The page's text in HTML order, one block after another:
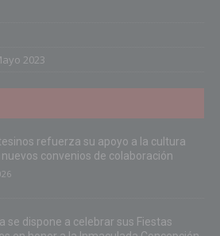
2023
refuerza su apoyo a la cultura
nuevos convenios de colaboración
se dispone a celebrar sus Fiestas